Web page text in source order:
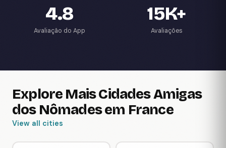
4.8
Avaliação do App
15K+
Avaliações
Explore Mais Cidades Amigas
dos Nômades em France
View all cities